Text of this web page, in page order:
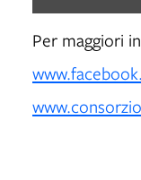
Per maggiori